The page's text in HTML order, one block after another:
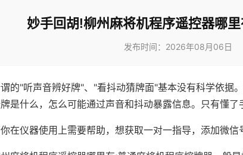
妙手回胡!柳州麻将机程序遥控器哪
发布时间：2026年08月06日
的"听声音辨好牌"、"看抖动猜牌面"基本没有科学依据
是什么，怎么可能通过声音和抖动暴露信息。只有懂了
在仪器使用上需要帮助，想获取一对一指导，添加微信